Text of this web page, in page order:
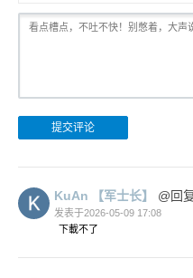
KuAn 【军士长】 @回
发表于2026-05-09 17:08
下載不了